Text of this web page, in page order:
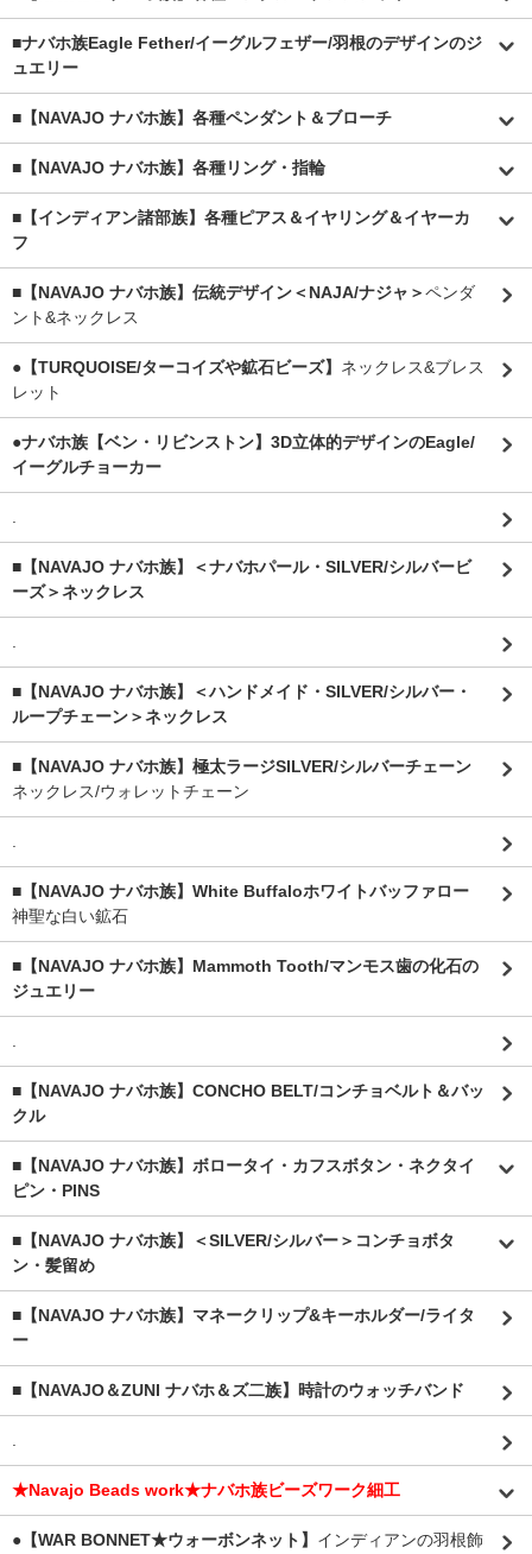
■ナバホ族Eagle Fether/イーグルフェザー/羽根のデザインのジ
ュエリー
■【NAVAJO ナバホ族】各種ペンダント＆ブローチ
■【NAVAJO ナバホ族】各種リング・指輪
■【インディアン諸部族】各種ピアス＆イヤリング＆イヤーカ
フ
■【NAVAJO ナバホ族】伝統デザイン＜NAJA/ナジャ＞ペンダ
ント&ネックレス
●【TURQUOISE/ターコイズや鉱石ビーズ】 ネックレス&ブレス
レット
●ナバホ族【ベン・リビンストン】3D立体的デザインのEagle/
イーグルチョーカー
.
■【NAVAJO ナバホ族】＜ナバホパール・SILVER/シルバービ
ーズ＞ネックレス
.
■【NAVAJO ナバホ族】＜ハンドメイド・SILVER/シルバー・
ループチェーン＞ネックレス
■【NAVAJO ナバホ族】極太ラージSILVER/シルバーチェーン
ネックレス/ウォレットチェーン
.
■【NAVAJO ナバホ族】White Buffaloホワイトバッファロー
神聖な白い鉱石
■【NAVAJO ナバホ族】Mammoth Tooth/マンモス歯の化石の
ジュエリー
.
■【NAVAJO ナバホ族】CONCHO BELT/コンチョベルト＆バッ
クル
■【NAVAJO ナバホ族】ボロータイ・カフスボタン・ネクタイ
ピン・PINS
■【NAVAJO ナバホ族】＜SILVER/シルバー＞コンチョボタ
ン・髪留め
■【NAVAJO ナバホ族】マネークリップ&キーホルダー/ライタ
ー
■【NAVAJO＆ZUNI ナバホ＆ズ二族】時計のウォッチバンド
.
★Navajo Beads work★ナバホ族ビーズワーク細工
●【WAR BONNET★ウォーボンネット】 インディアンの羽根飾